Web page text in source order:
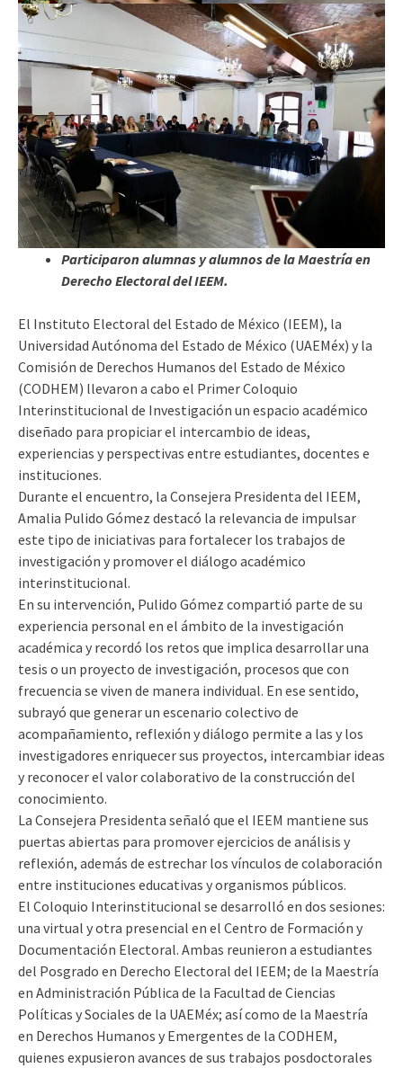
Participaron alumnas y alumnos de la Maestría en
Derecho Electoral del IEEM.
El Instituto Electoral del Estado de México (IEEM), la
Universidad Autónoma del Estado de México (UAEMéx) y la
Comisión de Derechos Humanos del Estado de México
(CODHEM) llevaron a cabo el Primer Coloquio
Interinstitucional de Investigación un espacio académico
diseñado para propiciar el intercambio de ideas,
experiencias y perspectivas entre estudiantes, docentes e
instituciones.
Durante el encuentro, la Consejera Presidenta del IEEM,
Amalia Pulido Gómez destacó la relevancia de impulsar
este tipo de iniciativas para fortalecer los trabajos de
investigación y promover el diálogo académico
interinstitucional.
En su intervención, Pulido Gómez compartió parte de su
experiencia personal en el ámbito de la investigación
académica y recordó los retos que implica desarrollar una
tesis o un proyecto de investigación, procesos que con
frecuencia se viven de manera individual. En ese sentido,
subrayó que generar un escenario colectivo de
acompañamiento, reflexión y diálogo permite a las y los
investigadores enriquecer sus proyectos, intercambiar ideas
y reconocer el valor colaborativo de la construcción del
conocimiento.
La Consejera Presidenta señaló que el IEEM mantiene sus
puertas abiertas para promover ejercicios de análisis y
reflexión, además de estrechar los vínculos de colaboración
entre instituciones educativas y organismos públicos.
El Coloquio Interinstitucional se desarrolló en dos sesiones:
una virtual y otra presencial en el Centro de Formación y
Documentación Electoral. Ambas reunieron a estudiantes
del Posgrado en Derecho Electoral del IEEM; de la Maestría
en Administración Pública de la Facultad de Ciencias
Políticas y Sociales de la UAEMéx; así como de la Maestría
en Derechos Humanos y Emergentes de la CODHEM,
quienes expusieron avances de sus trabajos posdoctorales